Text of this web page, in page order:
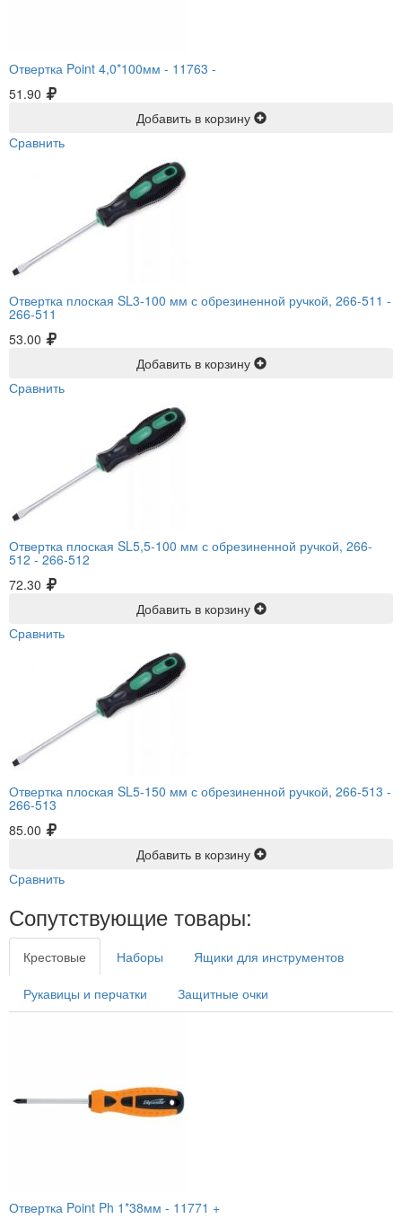
Отвертка Point 4,0*100мм - 11763 -
51.90
Добавить в корзину
Сравнить
Отвертка плоская SL3-100 мм с обрезиненной ручкой, 266-511 -
266-511
53.00
Добавить в корзину
Сравнить
Отвертка плоская SL5,5-100 мм с обрезиненной ручкой, 266-
512 -266-512
72.30
Добавить в корзину
Сравнить
Отвертка плоская SL5-150 мм с обрезиненной ручкой, 266-513 -
266-513
85.00
Добавить в корзину
Сравнить
Сопутствующие товары:
Крестовые Наборы Ящики для инструментов
Рукавицы и перчатки Защитные очки
Отвертка Point Ph 1*38мм - 11771 +